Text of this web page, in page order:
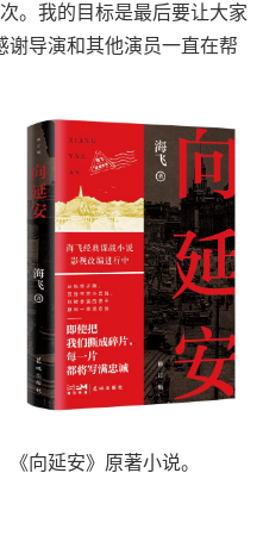
。我的目标是最后要让大家
谢导演和其他演员一直在帮
向延安》原著小说。